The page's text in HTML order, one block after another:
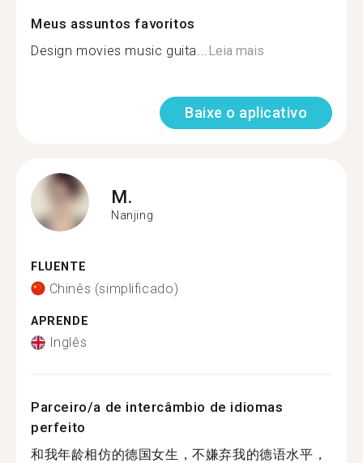
Meus assuntos favoritos
Design movies music guita...Leia mais
Baixe o aplicativo
M.
Nanjing
FLUENTE
Chinês (simplificado)
APRENDE
Inglês
Parceiro/a de intercâmbio de idiomas
perfeito
和我年龄相仿的德国女生，不嫌弃我的德语水平，